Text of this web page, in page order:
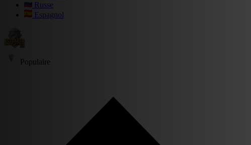
Russe
Espagnol
Populaire